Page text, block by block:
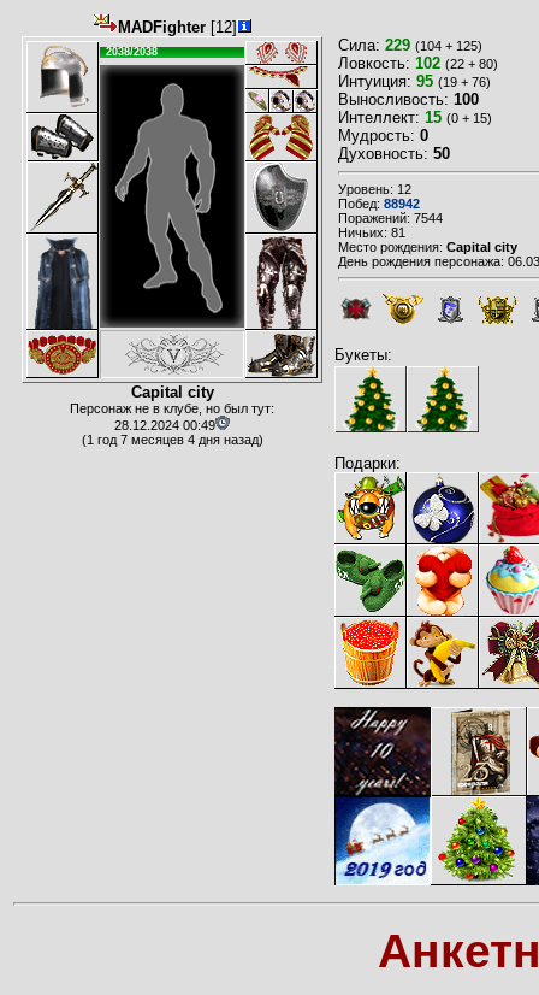
MADFighter[12]
2038/2038
Capital city
Персонаж не в клубе, но был тут:
28.12.2024 00:49
(1 год 7 месяцев 4 дня назад)
Сила: 229 (104 + 125)
Ловкость: 102 (22 + 80)
Интуиция: 95 (19 + 76)
Выносливость: 100
Интеллект: 15 (0 + 15)
Мудрость: 0
Духовность: 50
Уровень: 12
Побед: 88942
Поражений: 7544
Ничьих: 81
Место рождения: Capital city
День рождения персонажа:
Букеты:
Подарки: